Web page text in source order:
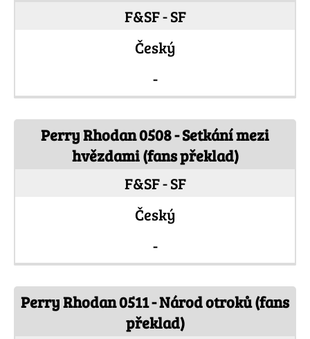
F&SF - SF
Český
-
Perry Rhodan 0508 - Setkání mezi
hvězdami (fans překlad)
F&SF - SF
Český
-
Perry Rhodan 0511 - Národ otroků (fans
překlad)